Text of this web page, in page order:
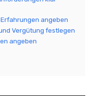
angeben
Vergütung festlegen
angeben